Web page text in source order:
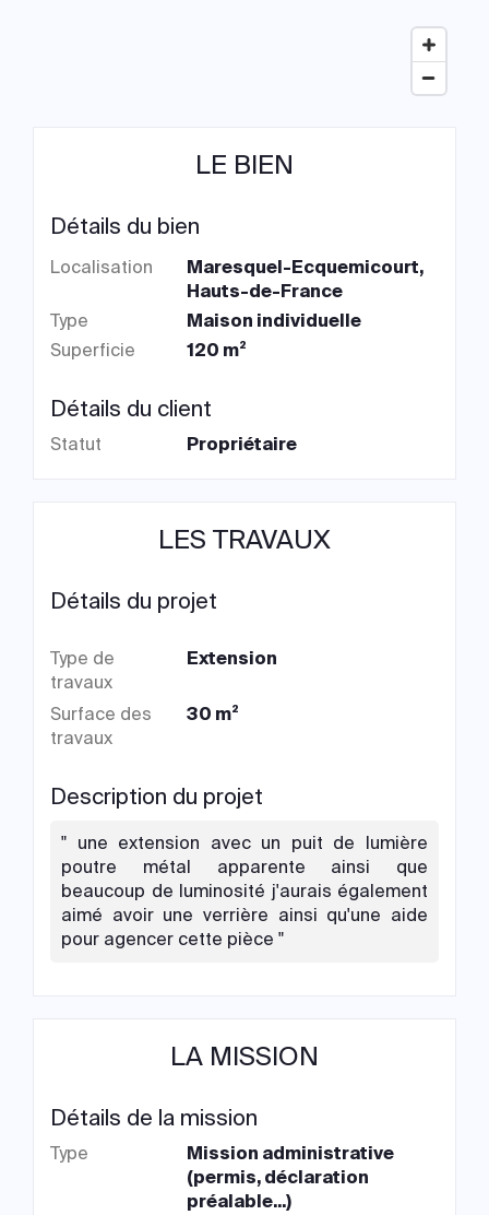
LE BIEN
Détails du bien
Localisation
Maresquel-Ecquemicourt,
Hauts-de-France
Type
Maison individuelle
Superficie
120 m²
Détails du client
Statut Propriétaire
LES TRAVAUX
Détails du projet
Type de
travaux
Extension
Surface des
travaux
30 m²
Description du projet
" une extension avec un puit de lumière
poutre métal apparente ainsi que
beaucoup de luminosité j'aurais également
aimé avoir une verrière ainsi qu'une aide
pour agencer cette pièce "
LA MISSION
Détails de la mission
Type
Mission administrative
(permis, déclaration
préalable...)